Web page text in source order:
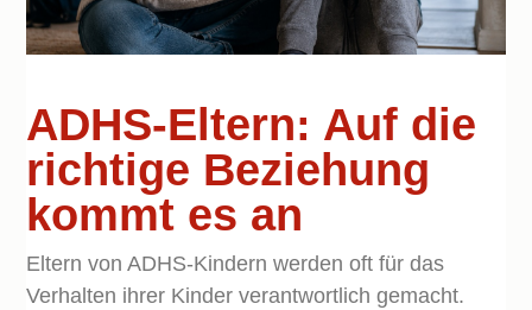
ADHS-Eltern: Auf die
richtige Beziehung
kommt es an
Eltern von ADHS-Kindern werden oft für das
Verhalten ihrer Kinder verantwortlich gemacht.